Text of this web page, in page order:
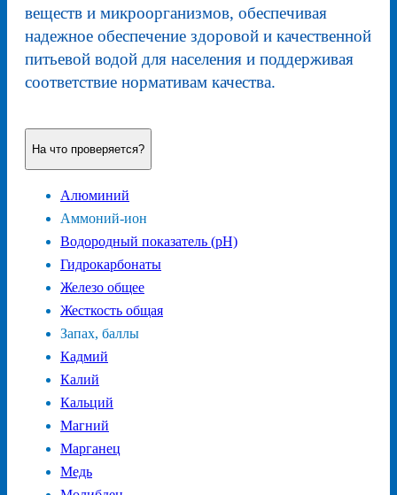
веществ и микроорганизмов, обеспечивая
надежное обеспечение здоровой и качественной
питьевой водой для населения и поддерживая
соответствие нормативам качества.
На что проверяется?
Алюминий
Аммоний-ион
Водородный показатель (pH)
Гидрокарбонаты
Железо общее
Жесткость общая
Запах, баллы
Кадмий
Калий
Кальций
Магний
Марганец
Медь